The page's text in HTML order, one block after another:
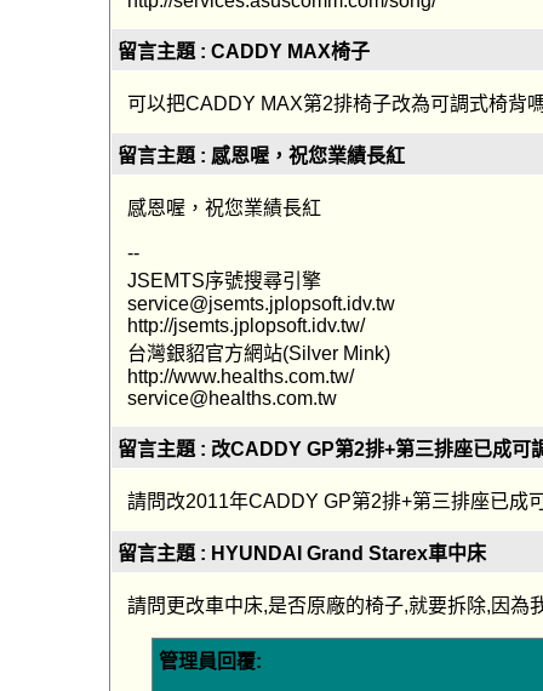
留言主題 : CADDY MAX椅子
可以把CADDY MAX第2排椅子改為可調式椅背
留言主題 : 感恩喔，祝您業績長紅
感恩喔，祝您業績長紅
--
JSEMTS序號搜尋引擎
service@jsemts.jplopsoft.idv.tw
http://jsemts.jplopsoft.idv.tw/
台灣銀貂官方網站(Silver Mink)
http://www.healths.com.tw/
service@healths.com.tw
留言主題 : 改CADDY GP第2排+第三排座已成可
請問改2011年CADDY GP第2排+第三排座已成
留言主題 : HYUNDAI Grand Starex車中床
請問更改車中床,是否原廠的椅子,就要拆除,因為
管理員回覆: